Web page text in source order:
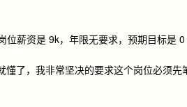
位薪资是 9k，年限无要求，预期目标是 0
懂了，我非常坚决的要求这个岗位必须